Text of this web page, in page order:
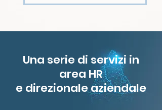
Una serie di servizi in
area HR
e direzionale aziendale